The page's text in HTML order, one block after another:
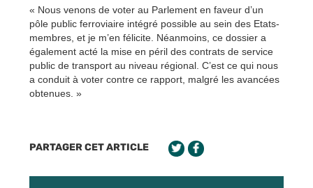
« Nous venons de voter au Parlement en faveur d’un
pôle public ferroviaire intégré possible au sein des Etats-
membres, et je m’en félicite. Néanmoins, ce dossier a
également acté la mise en péril des contrats de service
public de transport au niveau régional. C’est ce qui nous
a conduit à voter contre ce rapport, malgré les avancées
obtenues. »
PARTAGER CET ARTICLE